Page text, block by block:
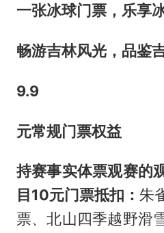
一张冰球门票，乐享
畅游吉林风光，品鉴
9.9
元常规门票权益
持赛事实体票观赛的
目10元门票抵扣： 朱
票、北山四季越野滑